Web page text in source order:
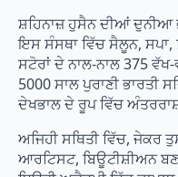
ਸ਼ਹਿਨਾਜ਼ ਹੁਸੈਨ ਦੀਆਂ
ਇਸ ਸੰਸਥਾ ਵਿੱਚ ਸੈਲੂਨ,
ਸਟੋਰਾਂ ਦੇ ਨਾਲ-ਨਾਲ 375
5000 ਸਾਲ ਪੁਰਾਣੀ
ਦੇਖਭਾਲ ਦੇ ਰੂਪ ਵਿੱਚ
ਅਜਿਹੀ ਸਥਿਤੀ ਵਿੱਚ, ਜੇਕਰ
ਆਰਟਿਸਟ, ਬਿਊਟੀਸ਼ੀਅਨ